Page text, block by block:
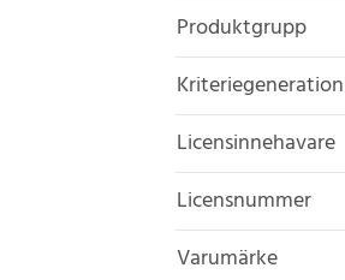
Produktgrupp
Kriteriegeneration
Licensinnehavare
Licensnummer
Varumärke